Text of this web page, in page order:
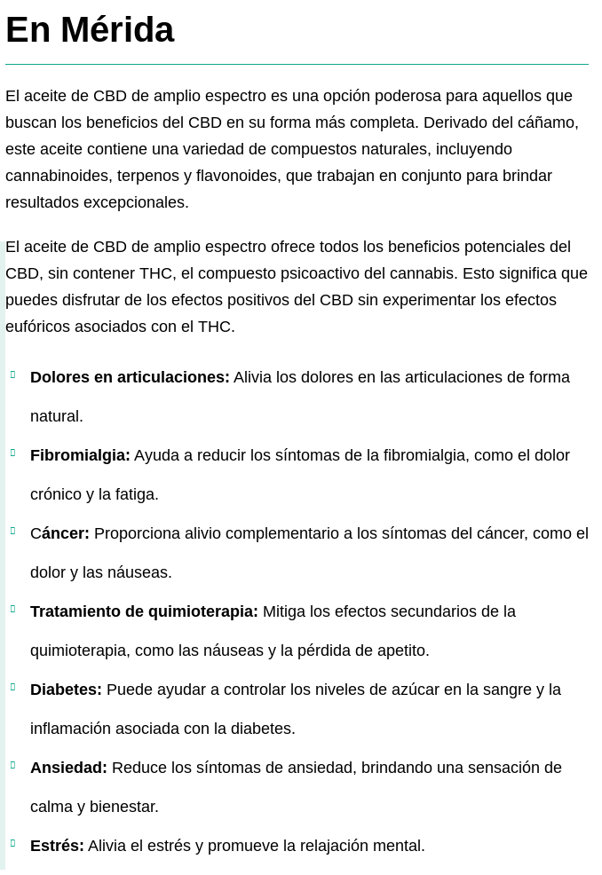
En Mérida
El aceite de CBD de amplio espectro es una opción poderosa para aquellos que
buscan los beneficios del CBD en su forma más completa. Derivado del cáñamo,
este aceite contiene una variedad de compuestos naturales, incluyendo
cannabinoides, terpenos y flavonoides, que trabajan en conjunto para brindar
resultados excepcionales.
El aceite de CBD de amplio espectro ofrece todos los beneficios potenciales del
CBD, sin contener THC, el compuesto psicoactivo del cannabis. Esto significa que
puedes disfrutar de los efectos positivos del CBD sin experimentar los efectos
eufóricos asociados con el THC.
Dolores en articulaciones: Alivia los dolores en las articulaciones de forma
natural.
Fibromialgia: Ayuda a reducir los síntomas de la fibromialgia, como el dolor
crónico y la fatiga.
Cáncer: Proporciona alivio complementario a los síntomas del cáncer, como el
dolor y las náuseas.
Tratamiento de quimioterapia: Mitiga los efectos secundarios de la
quimioterapia, como las náuseas y la pérdida de apetito.
Diabetes: Puede ayudar a controlar los niveles de azúcar en la sangre y la
inflamación asociada con la diabetes.
Ansiedad: Reduce los síntomas de ansiedad, brindando una sensación de
calma y bienestar.
Estrés: Alivia el estrés y promueve la relajación mental.